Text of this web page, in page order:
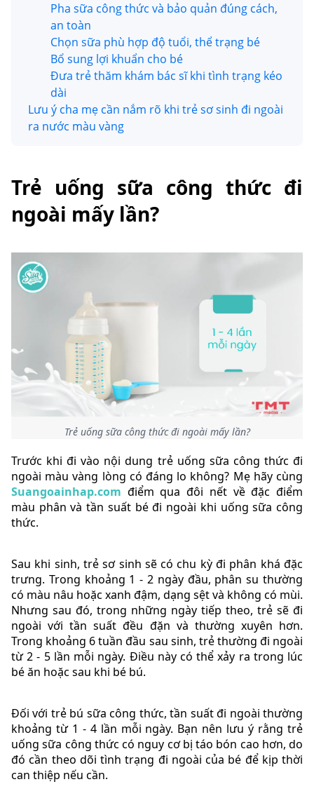
Pha sữa công thức và bảo quản đúng cách,
an toàn
Chọn sữa phù hợp độ tuổi, thể trạng bé
Bổ sung lợi khuẩn cho bé
Đưa trẻ thăm khám bác sĩ khi tình trạng kéo
dài
Lưu ý cha mẹ cần nắm rõ khi trẻ sơ sinh đi ngoài
ra nước màu vàng
Trẻ uống sữa công thức đi
ngoài mấy lần?
Trẻ uống sữa công thức đi ngoài mấy lần?
Trước khi đi vào nội dung trẻ uống sữa công thức đi
ngoài màu vàng lòng có đáng lo không? Mẹ hãy cùng
Suangoainhap.com điểm qua đôi nết về đặc điểm
màu phân và tần suất bé đi ngoài khi uống sữa công
thức.
Sau khi sinh, trẻ sơ sinh sẽ có chu kỳ đi phân khá đặc
trưng. Trong khoảng 1 - 2 ngày đầu, phân su thường
có màu nâu hoặc xanh đậm, dạng sệt và không có mùi.
Nhưng sau đó, trong những ngày tiếp theo, trẻ sẽ đi
ngoài với tần suất đều đặn và thường xuyên hơn.
Trong khoảng 6 tuần đầu sau sinh, trẻ thường đi ngoài
từ 2 - 5 lần mỗi ngày. Điều này có thể xảy ra trong lúc
bé ăn hoặc sau khi bé bú.
Đối với trẻ bú sữa công thức, tần suất đi ngoài thường
khoảng từ 1 - 4 lần mỗi ngày. Bạn nên lưu ý rằng trẻ
uống sữa công thức có nguy cơ bị táo bón cao hơn, do
đó cần theo dõi tình trạng đi ngoài của bé để kịp thời
can thiệp nếu cần.